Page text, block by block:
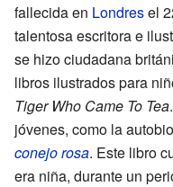
fallecida en Londresel
talentosa escritora e
se hizo ciudadana
libros ilustrados para
Tiger Who Came To Tea
jóvenes, como la
conejo rosa. Este libro
era niña, durante un